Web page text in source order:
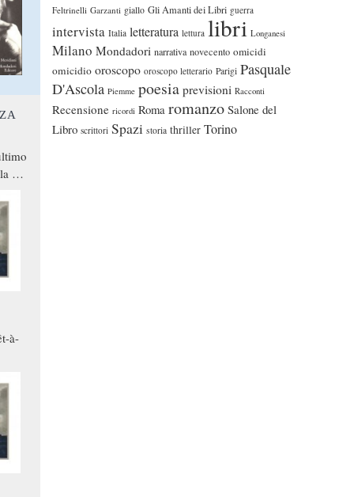
Feltrinelli Garzanti giallo Gli Amanti dei Libri guerra
intervista Italia letteratura lettura libri Longanesi
Milano Mondadori narrativa novecento omicidi
omicidio oroscopo oroscopo letterario Parigi Pasquale
D'Ascola Piemme poesia previsioni Racconti
Recensione ricordi Roma romanzo Salone del
Libro scrittori Spazi storia thriller Torino
a
à-